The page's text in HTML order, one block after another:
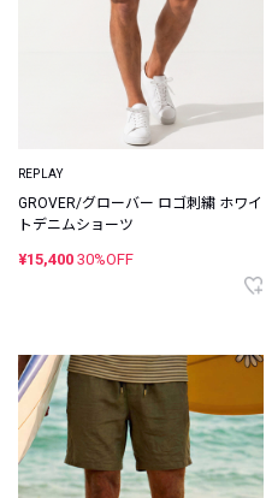
REPLAY
GROVER/グローバー ロゴ刺繍 ホワイ
トデニムショーツ
¥15,400 30%OFF